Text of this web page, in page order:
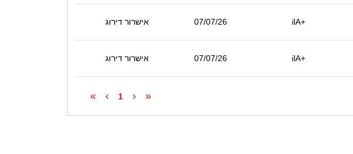
ilA+
07/07/26 אישרור דירוג
ilA+
07/07/26 אישרור דירוג
«
‹
1
›
»